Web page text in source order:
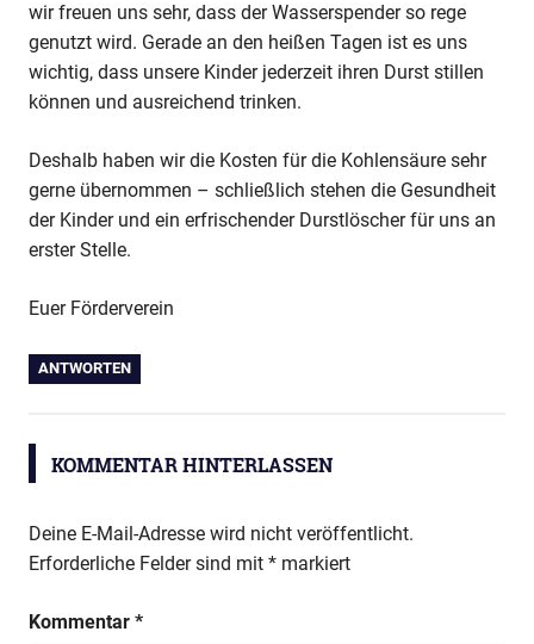
wir freuen uns sehr, dass der Wasserspender so rege
genutzt wird. Gerade an den heißen Tagen ist es uns
wichtig, dass unsere Kinder jederzeit ihren Durst stillen
können und ausreichend trinken.
Deshalb haben wir die Kosten für die Kohlensäure sehr
gerne übernommen – schließlich stehen die Gesundheit
der Kinder und ein erfrischender Durstlöscher für uns an
erster Stelle.
Euer Förderverein
ANTWORTEN
KOMMENTAR HINTERLASSEN
Deine E-Mail-Adresse wird nicht veröffentlicht.
Erforderliche Felder sind mit * markiert
Kommentar *